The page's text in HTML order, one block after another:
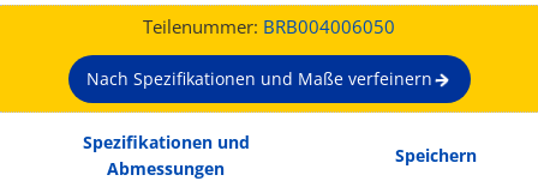
Teilenummer: BRB004006050
Nach Spezifikationen und Maße verfeinern
Spezifikationen und
Abmessungen
Speichern